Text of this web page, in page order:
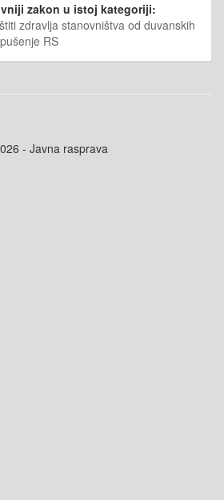
zakon u istoj kategoriji:
zdravlja stanovništva od duvanskih
RS
- Javna rasprava